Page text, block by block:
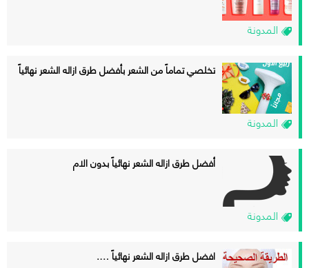
المدونة
المدونة
تخلصي تماماً من الشعر بأفضل طرق ازاله الشعر نهائياً
المدونة
أفضل طرق ازاله الشعر نهائياً بدون الام
افضل طرق ازاله الشعر نهائياً ….